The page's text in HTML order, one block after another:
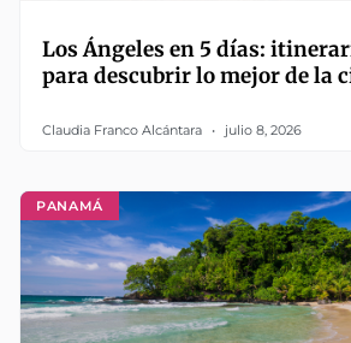
Los Ángeles en 5 días:
para descubrir lo mejor de la
Claudia Franco Alcántara julio 8, 2026
PANAMÁ